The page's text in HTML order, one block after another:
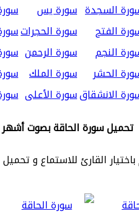
السجدة سورة يس
الفتح
سورة الحجرات
النجم
سورة الرحمن
الحشر
سورة الملك
الانشقاقسورة الأعلى
تحميل سورة الحاقة بصوت أشهر
القارئ للاستماع و